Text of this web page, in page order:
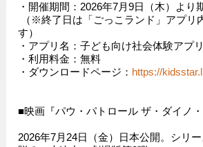
・開催期間：2026年7月9日（木）より
（※終了日は「ごっこランド」アプリ
す）
・アプリ名：子ども向け社会体験アプ
・利用料金：無料
・ダウンロードページ： https://
■映画『パウ・パトロール ザ・ダイノ
2026年7月24日（金）日本公開。シリ